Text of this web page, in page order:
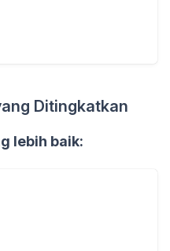
Ditingkatkan
lebih baik: